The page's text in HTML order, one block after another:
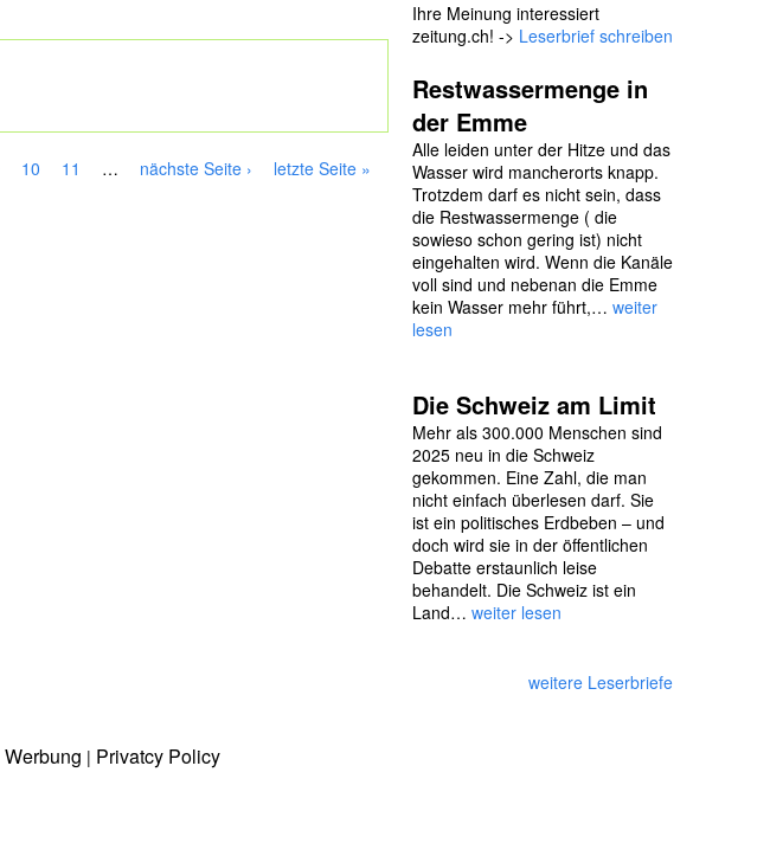
10 11 … nächste Seite › letzte Seite »
Ihre Meinung interessiert
zeitung.ch! -> Leserbrief schreiben
Restwassermenge in
der Emme
Alle leiden unter der Hitze und das
Wasser wird mancherorts knapp.
Trotzdem darf es nicht sein, dass
die Restwassermenge ( die
sowieso schon gering ist) nicht
eingehalten wird. Wenn die Kanäle
voll sind und nebenan die Emme
kein Wasser mehr führt,… weiter
lesen
Die Schweiz am Limit
Mehr als 300.000 Menschen sind
2025 neu in die Schweiz
gekommen. Eine Zahl, die man
nicht einfach überlesen darf. Sie
ist ein politisches Erdbeben – und
doch wird sie in der öffentlichen
Debatte erstaunlich leise
behandelt. Die Schweiz ist ein
Land… weiter lesen
weitere Leserbriefe
Werbung | Privatcy Policy